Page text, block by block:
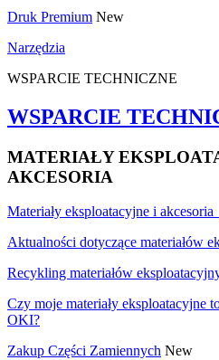
Druk Premium New
Narzędzia
WSPARCIE TECHNICZNE
WSPARCIE
MATERIAŁY
AKCESORIA
Materiały eksploatacyjne i akcesoria
Aktualności dotyczące materiałów
Recykling materiałów
Czy moje materiały eksploatacyjne
OKI?
Zakup Części Zamiennych New